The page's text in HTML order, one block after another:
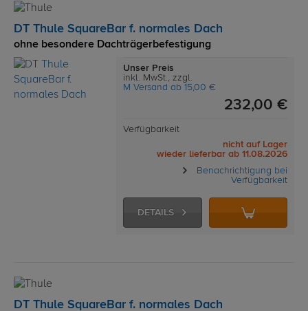
DT Thule SquareBar f. normales Dach
ohne besondere Dachträgerbefestigung
Unser Preis
inkl. MwSt., zzgl.
M Versand ab 15,00 €
232,00 €
Verfügbarkeit
nicht auf Lager
wieder lieferbar ab 11.08.2026
Benachrichtigung bei
Verfügbarkeit
DETAILS
DT Thule SquareBar f. normales Dach